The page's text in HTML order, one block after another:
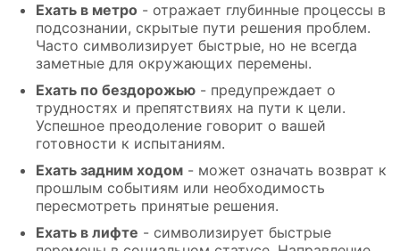
Ехать в метро - отражает глубинные процессы в
подсознании, скрытые пути решения проблем.
Часто символизирует быстрые, но не всегда
заметные для окружающих перемены.
Ехать по бездорожью - предупреждает о
трудностях и препятствиях на пути к цели.
Успешное преодоление говорит о вашей
готовности к испытаниям.
Ехать задним ходом - может означать возврат к
прошлым событиям или необходимость
пересмотреть принятые решения.
Ехать в лифте - символизирует быстрые